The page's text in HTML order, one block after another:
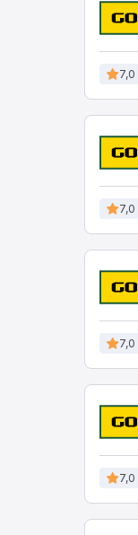
7,0
7,0
7,0
7,0